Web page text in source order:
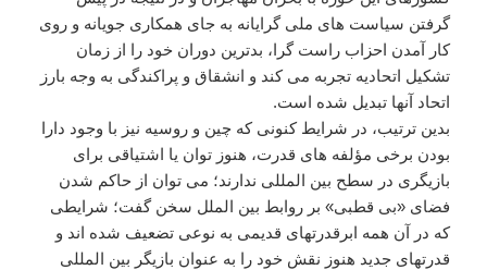
گرفتن سیاست های ملی گرایانه به جای همکاری جویانه و روی
کار آمدن احزاب راست گرا، بدترین دوران خود را از زمان
تشکیل اتحادیه تجربه می کند و انشقاق و پراکندگی به وجه بارز
اتحاد آنها تبدیل شده است.
بدین ترتیب، در شرایط کنونی که چین و روسیه نیز با وجود دارا
بودن برخی مؤلفه های قدرت، هنوز توان یا اشتیاقی برای
بازیگری در سطح بین المللی ندارند؛ می توان از حاکم شدن
فضای «بی قطبی» بر روابط بین الملل سخن گفت؛ شرایطی
که در آن همه ابرقدرتهای قدیمی به نوعی تضعیف شده اند و
قدرتهای جدید هنوز نقش خود را به عنوان بازیگر بین المللی